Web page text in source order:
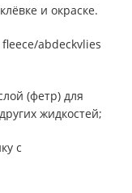
и окраске.
abdeckvlies
(фетр) для
жидкостей;
с